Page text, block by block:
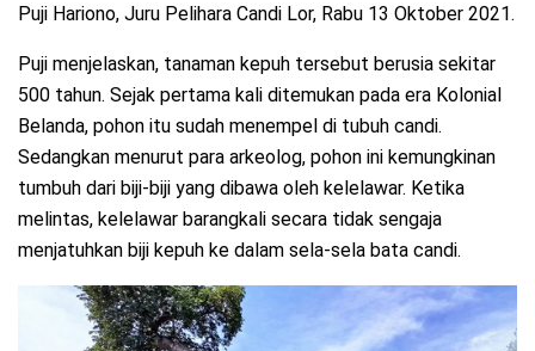
Puji Hariono, Juru Pelihara Candi Lor, Rabu 13 Oktober 2021.
Puji menjelaskan, tanaman kepuh tersebut berusia sekitar
500 tahun. Sejak pertama kali ditemukan pada era Kolonial
Belanda, pohon itu sudah menempel di tubuh candi.
Sedangkan menurut para arkeolog, pohon ini kemungkinan
tumbuh dari biji-biji yang dibawa oleh kelelawar. Ketika
melintas, kelelawar barangkali secara tidak sengaja
menjatuhkan biji kepuh ke dalam sela-sela bata candi.